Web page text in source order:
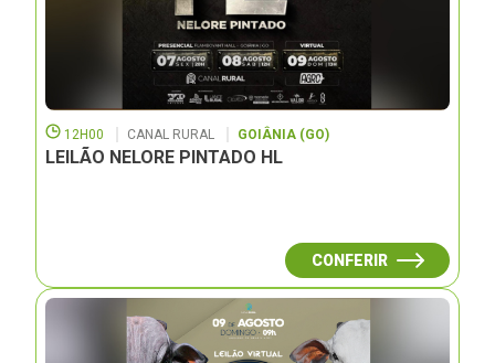
12H00 CANAL RURAL GOIÂNIA (GO)
LEILÃO NELORE PINTADO HL
CONFERIR